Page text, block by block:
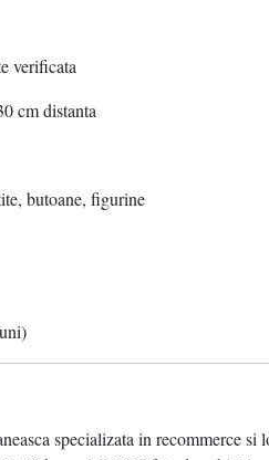
verificata
cm distanta
butoane, figurine
specializata in recommerce